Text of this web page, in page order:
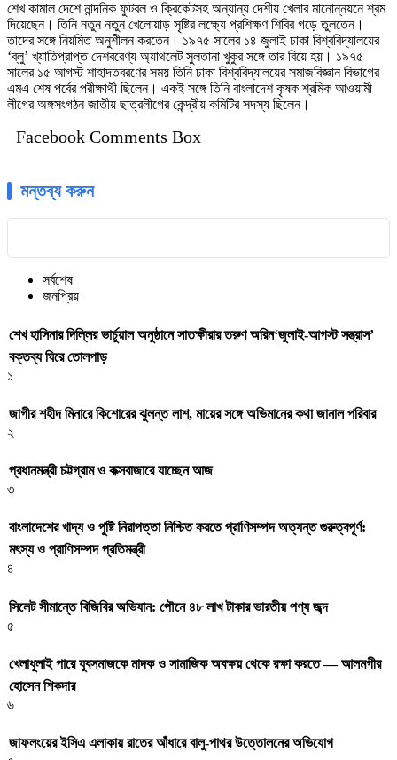
শেখ কামাল দেশে নান্দনিক ফুটবল ও ক্রিকেটসহ অন্যান্য দেশীয় খেলার মানোন্নয়নে শ্রম
দিয়েছেন। তিনি নতুন নতুন খেলোয়াড় সৃষ্টির লক্ষ্যে প্রশিক্ষণ শিবির গড়ে তুলতেন।
তাদের সঙ্গে নিয়মিত অনুশীলন করতেন। ১৯৭৫ সালের ১৪ জুলাই ঢাকা বিশ্ববিদ্যালয়ের
‘ব্লু’ খ্যাতিপ্রাপ্ত দেশবরেণ্য অ্যাথলেট সুলতানা খুকুর সঙ্গে তার বিয়ে হয়। ১৯৭৫
সালের ১৫ আগস্ট শাহাদতবরণের সময় তিনি ঢাকা বিশ্ববিদ্যালয়ের সমাজবিজ্ঞান বিভাগের
এমএ শেষ পর্বের পরীক্ষার্থী ছিলেন। একই সঙ্গে তিনি বাংলাদেশ কৃষক শ্রমিক আওয়ামী
লীগের অঙ্গসংগঠন জাতীয় ছাত্রলীগের কেন্দ্রীয় কমিটির সদস্য ছিলেন।
Facebook Comments Box
মন্তব্য করুন
সর্বশেষ
জনপ্রিয়
শেখ হাসিনার দিল্লির ভার্চুয়াল অনুষ্ঠানে সাতক্ষীরার তরুণ অরিন‘জুলাই-আগস্ট সন্ত্রাস’
বক্তব্য ঘিরে তোলপাড়
১
জাগীর শহীদ মিনারে কিশোরের ঝুলন্ত লাশ, মায়ের সঙ্গে অভিমানের কথা জানাল পরিবার
২
প্রধানমন্ত্রী চট্টগ্রাম ও কক্সবাজারে যাচ্ছেন আজ
৩
বাংলাদেশের খাদ্য ও পুষ্টি নিরাপত্তা নিশ্চিত করতে প্রাণিসম্পদ অত্যন্ত গুরুত্বপূর্ণ:
মৎস্য ও প্রাণিসম্পদ প্রতিমন্ত্রী
৪
সিলেট সীমান্তে বিজিবির অভিযান: পৌনে ৪৮ লাখ টাকার ভারতীয় পণ্য জব্দ
৫
খেলাধুলাই পারে যুবসমাজকে মাদক ও সামাজিক অবক্ষয় থেকে রক্ষা করতে — আলমগীর
হোসেন শিকদার
৬
জাফলংয়ের ইসিএ এলাকায় রাতের আঁধারে বালু-পাথর উত্তোলনের অভিযোগ